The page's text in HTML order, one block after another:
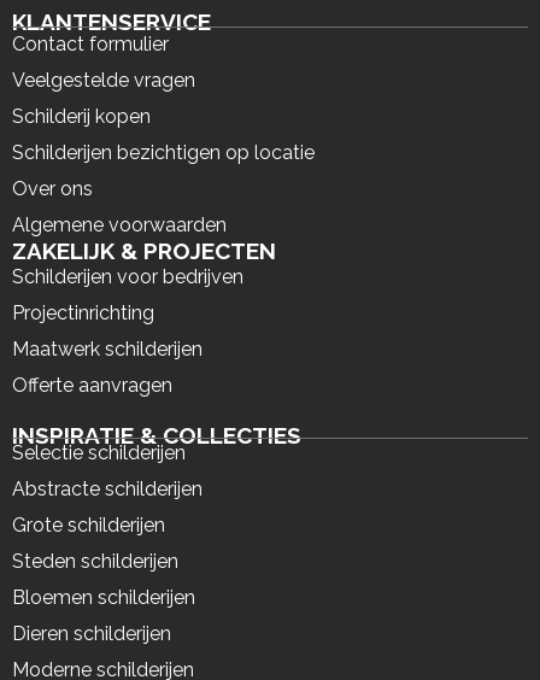
KLANTENSERVICE
Contact formulier
Veelgestelde vragen
Schilderij kopen
Schilderijen bezichtigen op locatie
Over ons
Algemene voorwaarden
ZAKELIJK & PROJECTEN
Schilderijen voor bedrijven
Projectinrichting
Maatwerk schilderijen
Offerte aanvragen
INSPIRATIE & COLLECTIES
Selectie schilderijen
Abstracte schilderijen
Grote schilderijen
Steden schilderijen
Bloemen schilderijen
Dieren schilderijen
Moderne schilderijen